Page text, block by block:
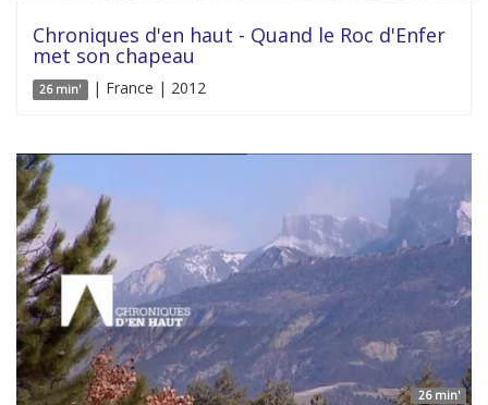
Chroniques d'en haut - Quand le Roc d'Enfer
met son chapeau
26 min' | France | 2012
26 min'